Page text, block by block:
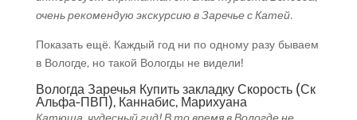
очень рекомендую экскурсию в Заречье с Катей.
Показать ещё. Каждый год ни по одному разу бываем
в Вологде, но такой Вологды не видели!
Вологда Заречья Купить закладку Скорость (Ск
Альфа-ПВП), Каннабис, Марихуана